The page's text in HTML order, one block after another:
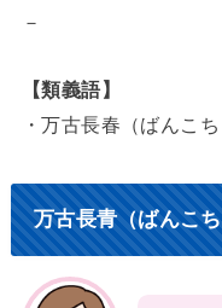
－
【類義語】
・万古長春（ばんこち
万古長青（ばんこ